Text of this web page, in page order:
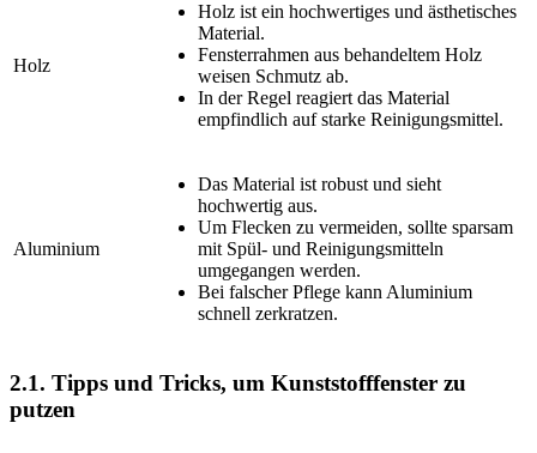
Holz
Holz ist ein hochwertiges und ästhetisches
Material.
Fensterrahmen aus behandeltem Holz
weisen Schmutz ab.
In der Regel reagiert das Material
empfindlich auf starke Reinigungsmittel.
Aluminium
Das Material ist robust und sieht
hochwertig aus.
Um Flecken zu vermeiden, sollte sparsam
mit Spül- und Reinigungsmitteln
umgegangen werden.
Bei falscher Pflege kann Aluminium
schnell zerkratzen.
2.1. Tipps und Tricks, um Kunststofffenster zu
putzen